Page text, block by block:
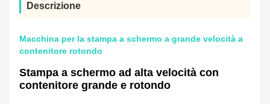
Descrizione
Macchina per la stampa a schermo a grande velocità a
contenitore rotondo
Stampa a schermo ad alta velocità con
contenitore grande e rotondo